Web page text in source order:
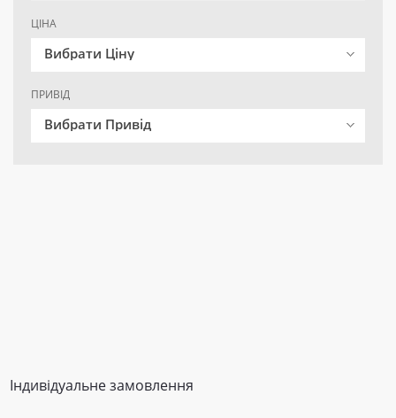
ЦІНА
Вибрати Ціну
ПРИВІД
Вибрати Привід
Індивідуальне замовлення